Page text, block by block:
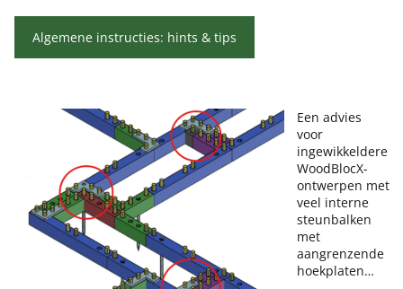
Algemene instructies: hints & tips
Een advies
voor
ingewikkeldere
WoodBlocX-
ontwerpen met
veel interne
steunbalken
met
aangrenzende
hoekplaten…